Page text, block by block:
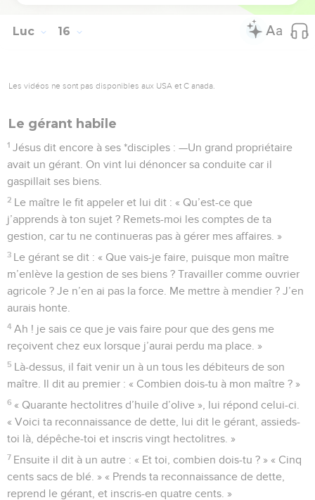
Luc 16
Les vidéos ne sont pas disponibles aux USA et C anada.
Le gérant habile
1 Jésus dit encore à ses *disciples : —Un grand propriétaire
avait un gérant. On vint lui dénoncer sa conduite car il
gaspillait ses biens.
2 Le maître le fit appeler et lui dit : « Qu’est-ce que
j’apprends à ton sujet ? Remets-moi les comptes de ta
gestion, car tu ne continueras pas à gérer mes affaires. »
3 Le gérant se dit : « Que vais-je faire, puisque mon maître
m’enlève la gestion de ses biens ? Travailler comme ouvrier
agricole ? Je n’en ai pas la force. Me mettre à mendier ? J’en
aurais honte.
4 Ah ! je sais ce que je vais faire pour que des gens me
reçoivent chez eux lorsque j’aurai perdu ma place. »
5 Là-dessus, il fait venir un à un tous les débiteurs de son
maître. Il dit au premier : « Combien dois-tu à mon maître ? »
6 « Quarante hectolitres d’huile d’olive », lui répond celui-ci.
« Voici ta reconnaissance de dette, lui dit le gérant, assieds-
toi là, dépêche-toi et inscris vingt hectolitres. »
7 Ensuite il dit à un autre : « Et toi, combien dois-tu ? » « Cinq
cents sacs de blé. » « Prends ta reconnaissance de dette,
reprend le gérant, et inscris-en quatre cents. »